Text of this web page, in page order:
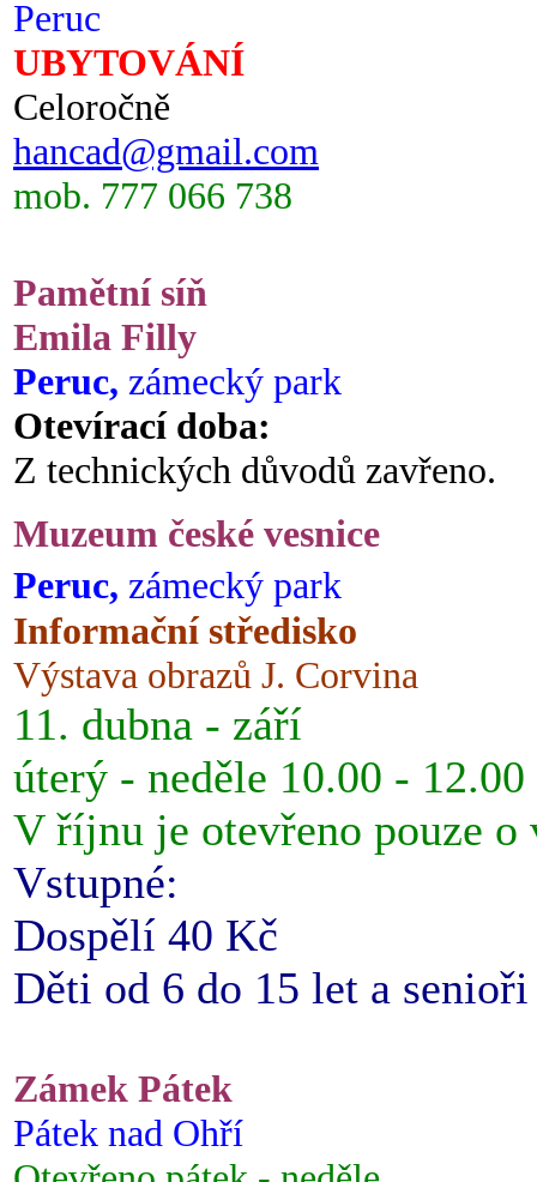
Peruc
UBYTOVÁNÍ
Celoročně
hancad@gmail.com
mob. 777 066 738
Pamětní síň
Emila Filly
Peruc, zámecký park
Otevírací doba:
Z technických důvodů zavřeno.
Muzeum české vesnice
Peruc, zámecký park
Informační středisko
Výstava obrazů J. Corvina
11. dubna - září
úterý - neděle 10.00 -
V říjnu je otevřeno pouze o
Vstupné:
Dospělí 40 Kč
Děti od 6 do 15 let a
Zámek Pátek
Pátek nad Ohří